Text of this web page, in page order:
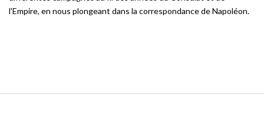
l'Empire, en nous plongeant dans la correspondance de Napoléon.